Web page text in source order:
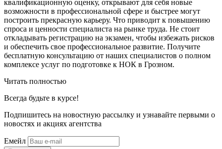
квалификационную оценку, открывают для себя новые
возможности в профессиональной сфере и быстрее могут
построить прекрасную карьеру. Что приводит к повышению
спроса и ценности специалиста на рынке труда. Не стоит
откладывать регистрацию на экзамен, чтобы избежать рисков
и обеспечить свое профессиональное развитие. Получите
бесплатную консультацию от наших специалистов о полном
комплексе услуг по подготовке к НОК в Грозном.
Читать полностью
Всегда будьте в курсе!
Подпишитесь на новостную рассылку и узнавайте первыми о
новостях и акциях агентства
Емейл